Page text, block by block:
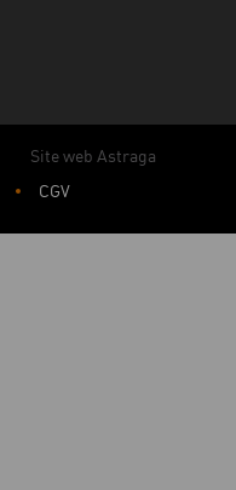
Site web Astraga
CGV